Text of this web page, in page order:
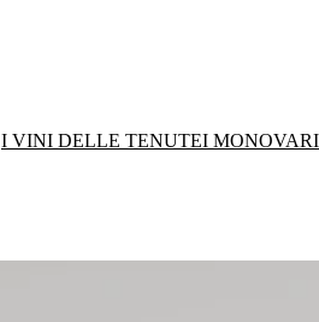
I VINI DELLE TENUTEI